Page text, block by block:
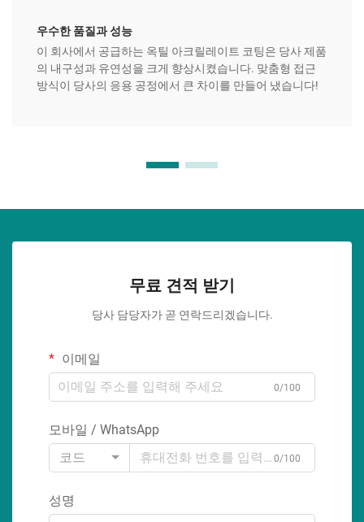
우수한 품질과 성능
이 회사에서 공급하는 옥틸 아크릴레이트 코팅은 당사 제품
의 내구성과 유연성을 크게 향상시켰습니다. 맞춤형 접근
방식이 당사의 응용 공정에서 큰 차이를 만들어 냈습니다!
무료 견적 받기
당사 담당자가 곧 연락드리겠습니다.
이메일
0/100
모바일 / WhatsApp
코드
0/100
성명